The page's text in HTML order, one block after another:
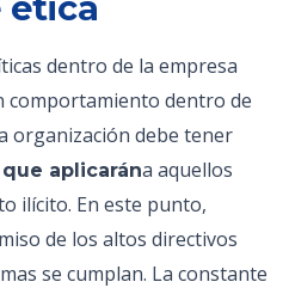
dentro de la empresa
comportamiento dentro de
organización debe tener
aplicarána aquellos
ilícito. En este punto,
de los altos directivos
se cumplan. La constante